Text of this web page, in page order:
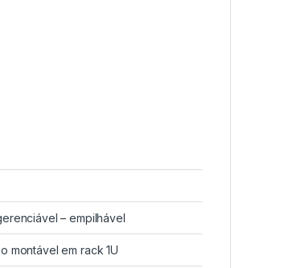
– empilhável
montável em rack 1U